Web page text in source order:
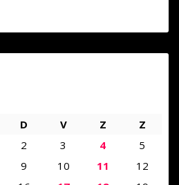
D V Z
Z
2 3 4
5
9 10 11
12